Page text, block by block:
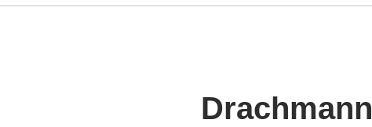
Drachmann